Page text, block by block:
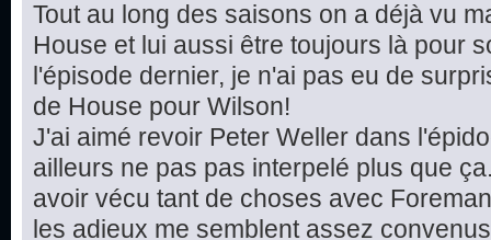
Tout au long des saisons on a déjà vu
House et lui aussi être toujours là pour
l'épisode dernier, je n'ai pas eu de
de House pour Wilson!
J'ai aimé revoir Peter Weller dans
ailleurs ne pas pas interpelé plus que
avoir vécu tant de choses avec
les adieux me semblent assez